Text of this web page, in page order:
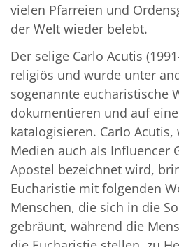
vielen Pfarreien und
der Welt wieder belebt.
Der selige Carlo Acutis
religiös und wurde unter
sogenannte eucharistische
dokumentieren und auf
katalogisieren. Carlo
Medien auch als Influencer
Apostel bezeichnet wird,
Eucharistie mit folgenden
Menschen, die sich in die
gebräunt, während die